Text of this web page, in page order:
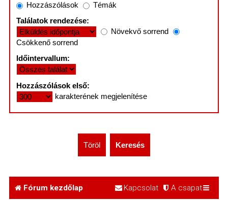
Hozzászólások
Témák
Találatok rendezése:
Növekvő sorrend
Csökkenő sorrend
Időintervallum:
Hozzászólások első:
karakterének megjelenítése
Fórum kezdőlap A csapat
Kapcsolat